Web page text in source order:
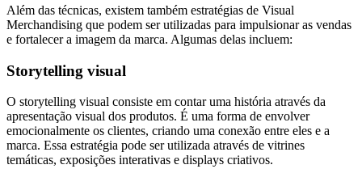
Além das técnicas, existem também estratégias de Visual
Merchandising que podem ser utilizadas para impulsionar as vendas
e fortalecer a imagem da marca. Algumas delas incluem:
Storytelling visual
O storytelling visual consiste em contar uma história através da
apresentação visual dos produtos. É uma forma de envolver
emocionalmente os clientes, criando uma conexão entre eles e a
marca. Essa estratégia pode ser utilizada através de vitrines
temáticas, exposições interativas e displays criativos.